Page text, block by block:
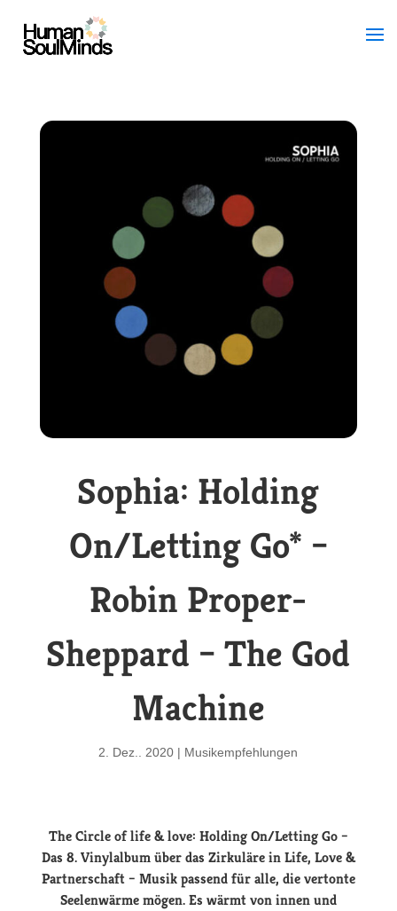
Sophia: Holding
On/Letting Go* –
Robin Proper-
Sheppard – The God
Machine
2. Dez.. 2020 | Musikempfehlungen
The Circle of life & love: Holding On/Letting Go –
Das 8. Vinylalbum über das Zirkuläre in Life, Love &
Partnerschaft – Musik passend für alle, die vertonte
Seelenwärme mögen. Es wärmt von innen und